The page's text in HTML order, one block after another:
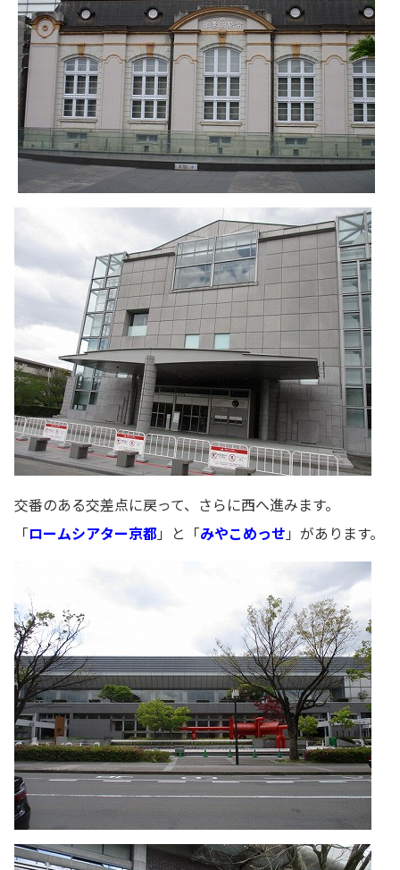
交番のある交差点に戻って、さらに西へ進みます。
「ロームシアター京都」と「みやこめっせ 」があります。